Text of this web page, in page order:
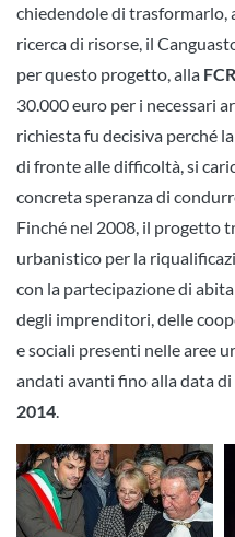
chiedendole di trasformarlo,
ricerca di risorse, il
per questo progetto, alla FCR
30.000 euro per i necessari
richiesta fu decisiva perché
di fronte alle difficoltà, si
concreta speranza di
Finché nel 2008, il progetto
urbanistico per la
con la partecipazione di
degli imprenditori, delle
e sociali presenti nelle aree
andati avanti fino alla data
2014